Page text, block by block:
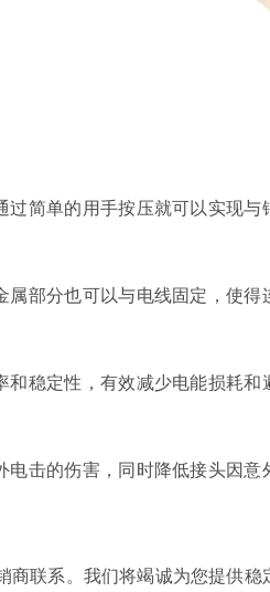
简单的用手按压就可以实现与
部分也可以与电线固定，使得
稳定性，有效减少电能损耗和
击的伤害，同时降低接头因意
商联系。我们将竭诚为您提供稳